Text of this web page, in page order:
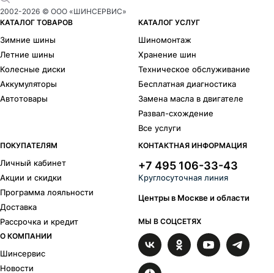
2002-2026 © ООО «ШИНСЕРВИС»
КАТАЛОГ ТОВАРОВ
Зимние шины
Летние шины
Колесные диски
Аккумуляторы
Автотовары
КАТАЛОГ УСЛУГ
Шиномонтаж
Хранение шин
Техническое обслуживание
Бесплатная диагностика
Замена масла в двигателе
Развал-схождение
Все услуги
ПОКУПАТЕЛЯМ
Личный кабинет
Акции и скидки
Программа лояльности
Доставка
Рассрочка и кредит
О КОМПАНИИ
Шинсервис
Новости
КОНТАКТНАЯ ИНФОРМАЦИЯ
+7 495 106-33-43
Круглосуточная линия
Центры в Москве и области
МЫ В СОЦСЕТЯХ